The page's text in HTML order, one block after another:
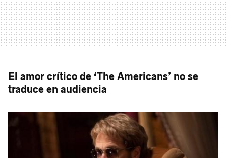
El amor crítico de ‘The Americans’ no se
traduce en audiencia